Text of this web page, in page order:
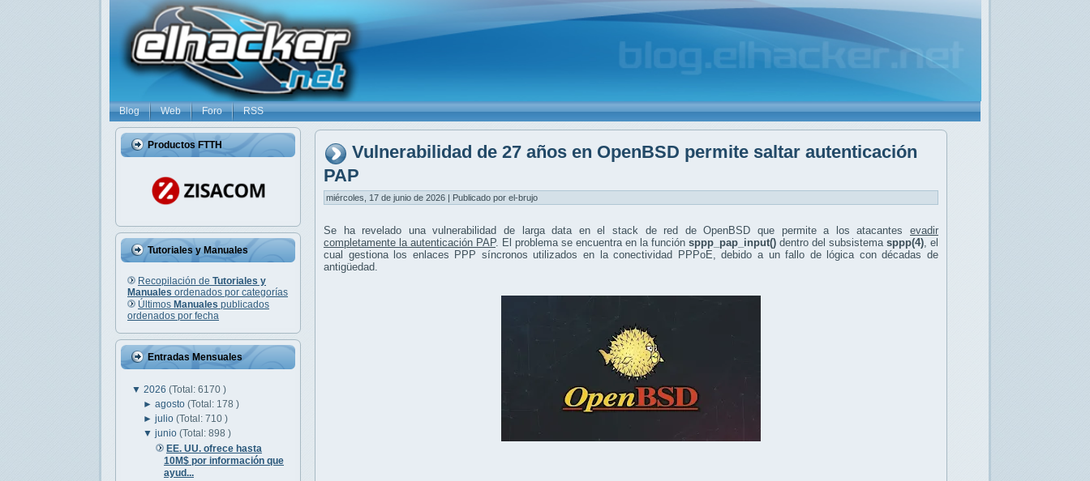
Blog Web Foro RSS
Productos FTTH
Tutoriales y Manuales
Recopilación de Tutoriales y
Manuales ordenados por categorías
Últimos Manuales publicados
ordenados por fecha
Entradas Mensuales
▼ 2026 (Total: 6170 )
►agosto(Total: 178 )
►julio(Total: 710 )
▼junio(Total: 898 )
EE. UU. ofrece hasta
10M$ por información que
ayud...
Vulnerabilidad de 27 años en OpenBSD permite saltar autenticación
PAP
miércoles, 17 de junio de 2026 | Publicado por el-brujo
Se ha revelado una vulnerabilidad de larga data en el stack de red de OpenBSD que permite a los atacantes evadir
completamente la autenticación PAP. El problema se encuentra en la función sppp_pap_input() dentro del subsistema sppp(4) , el
cual gestiona los enlaces PPP síncronos utilizados en la conectividad PPPoE, debido a un fallo de lógica con décadas de
antigüedad.